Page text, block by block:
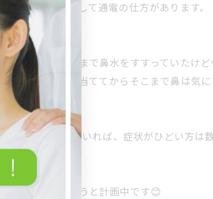
症の症状に対して通電の仕方があります。
」、「さっきまで鼻水をすすっていたけ
分からないが当ててからそこまで鼻は気
た。
果を感じる方もいれば、症状がひどい方は
取り入れてみようと計画中です😊